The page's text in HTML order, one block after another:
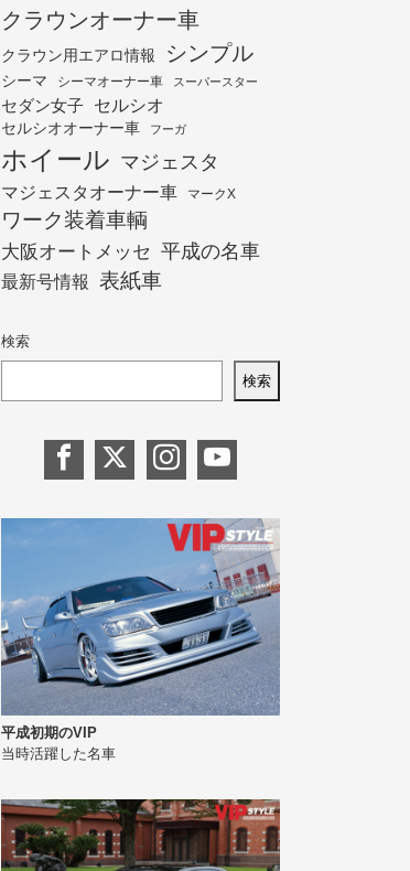
クラウンオーナー車
クラウン用エアロ情報 シンプル
シーマ シーマオーナー車 スーパースター
セダン女子 セルシオ
セルシオオーナー車 フーガ
ホイール マジェスタ
マジェスタオーナー車 マークX
ワーク装着車輌
大阪オートメッセ 平成の名車
最新号情報 表紙車
検索
検索
平成初期のVIP
当時活躍した名車